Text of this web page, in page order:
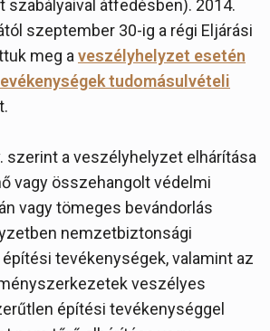
szabályaival átfedésben). 2014.
szeptember 30-ig a régi Eljárási
meg a veszélyhelyzet esetén
tudomásulvételi
szerint a veszélyhelyzet elhárítása
vagy összehangolt védelmi
vagy tömeges bevándorlás
nemzetbiztonsági
tevékenységek, valamint az
veszélyes
építési tevékenységgel